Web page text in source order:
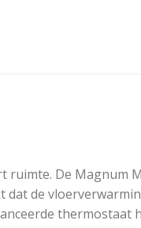
De Magnum
de
thermostaat